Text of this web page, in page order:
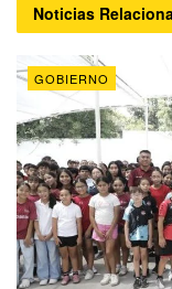
Noticias
GOBIERNO